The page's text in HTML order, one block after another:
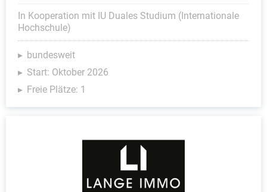
In Kooperation mit IU Duales Studium (Internationale
Hochschule)
bundesweit
Start: Oktober 2026
Freie Plätze: 1